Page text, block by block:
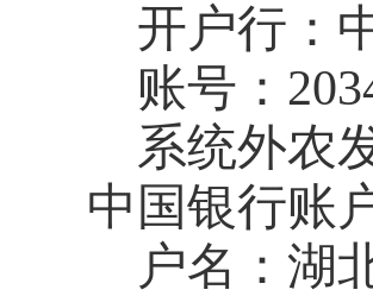
开户行：
账号：
系统外农
中国银行账
户名：湖